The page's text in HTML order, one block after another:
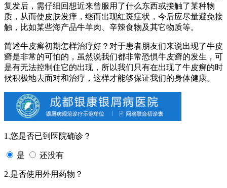
复发后，需仔细回想近来曾服用了什么东西或接触了某种物
质，从而使皮肤发痒，继而出现红斑症状，今后应尽量避免接
触，比如某些海产品牛羊肉、辛辣食物及其它物质等。
简述牛皮癣初期怎样治疗好？对于患者朋友们来说出现了牛皮
癣是非常的可怕的，虽然说我们都非常恐惧牛皮癣的发生，可
是有无法控制住它的出现，所以我们只有在出现了牛皮癣的时
候积极地去面对和治疗，这样才能够保证我们的身体健康。
1.您是否已到医院确诊？
是 还没有
2.是否使用外用药物？